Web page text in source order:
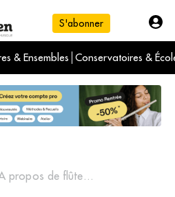
S'abonner
& Ensembles Conservatoires &
du jour
du mois
propos de flûte...